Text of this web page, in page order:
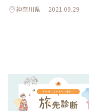
神奈川県 2021.09.29